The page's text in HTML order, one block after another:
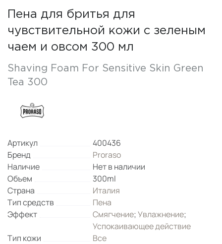
Пена для бритья для
чувствительной кожи с зеленым
чаем и овсом 300 мл
Shaving Foam For Sensitive Skin Green
Tea 300
Артикул
400436
Бренд
Proraso
Наличие
Нет в наличии
Объем
300ml
Страна
Италия
Тип средств
Пена
Эффект
Смягчение;Увлажнение;
Успокаивающее действие
Тип кожи
Все